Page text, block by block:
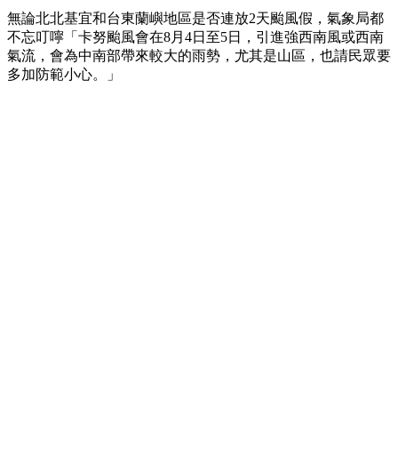
無論北北基宜和台東蘭嶼地區是否連放2天颱風假，氣象局都
不忘叮嚀「卡努颱風會在8月4日至5日，引進強西南風或西南
氣流，會為中南部帶來較大的雨勢，尤其是山區，也請民眾要
多加防範小心。」